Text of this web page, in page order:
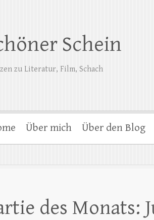
Schein
zu Literatur, Film, Schach
Über mich Über den Blog
des Monats: